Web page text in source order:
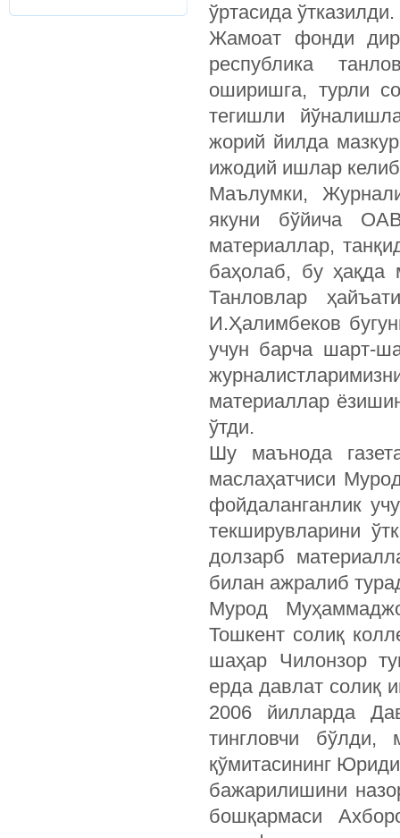
ўртасида ўтказилди.
Жамоат фонди
республика
оширишга, турли
тегишли
жорий йилда
ижодий ишлар
Маълумки,
якуни бўйича
материаллар,
баҳолаб, бу ҳақда
Танловлар
И.Ҳалимбеков
учун барча шарт-
материаллар
ўтди.
Шу маънода
маслаҳатчиси
фойдаланганлик
текширувларини
долзарб
билан ажралиб
Мурод
Тошкент солиқ
шаҳар Чилонзор
ерда давлат солиқ
2006 йилларда
тингловчи бўлди,
қўмитасининг
бажарилишини
бошқармаси